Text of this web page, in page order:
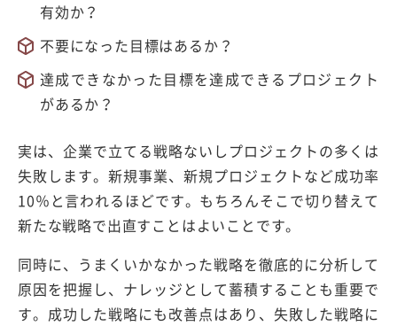
有効か？
不要になった目標はあるか？
達成できなかった目標を達成できるプロジェクト
があるか？
実は、企業で立てる戦略ないしプロジェクトの多くは
失敗します。新規事業、新規プロジェクトなど成功率
10％と言われるほどです。もちろんそこで切り替えて
新たな戦略で出直すことはよいことです。
同時に、うまくいかなかった戦略を徹底的に分析して
原因を把握し、ナレッジとして蓄積することも重要で
す。成功した戦略にも改善点はあり、失敗した戦略に